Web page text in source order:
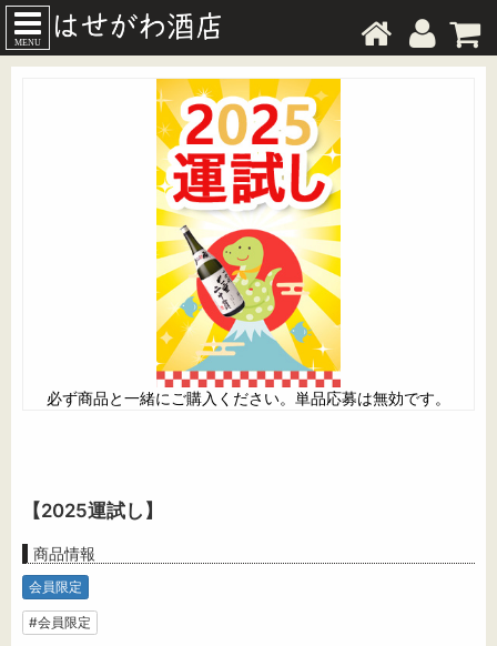
MENU
必ず商品と一緒にご購入ください。単品応募は無効です。
【2025運試し】
商品情報
会員限定
#会員限定